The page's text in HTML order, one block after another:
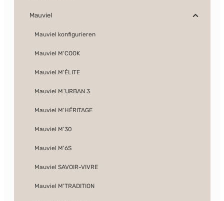
Mauviel
Mauviel konfigurieren
Mauviel M'COOK
Mauviel M'ÉLITE
Mauviel M`URBAN 3
Mauviel M'HÉRITAGE
Mauviel M'30
Mauviel M'6S
Mauviel SAVOIR-VIVRE
Mauviel M'TRADITION